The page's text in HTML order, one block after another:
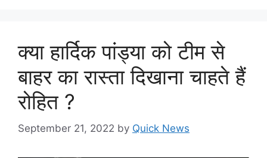
क्या हार्दिक पांड्या को टीम से
बाहर का रास्ता दिखाना चाहते हैं
रोहित ?
September 21, 2022 by Quick News